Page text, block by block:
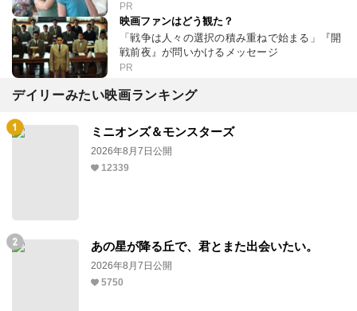
PR
映画ファンはどう観た？
「戦争は人々の選択の積み重ねで始まる」『開
戦前夜』が問いかけるメッセージ
PR
デイリーみたい映画ランキング
ミニオンズ＆モンスターズ
2026年8月7日公開
12339
あの星が降る丘で、君とまた出会いたい。
2026年8月7日公開
5750